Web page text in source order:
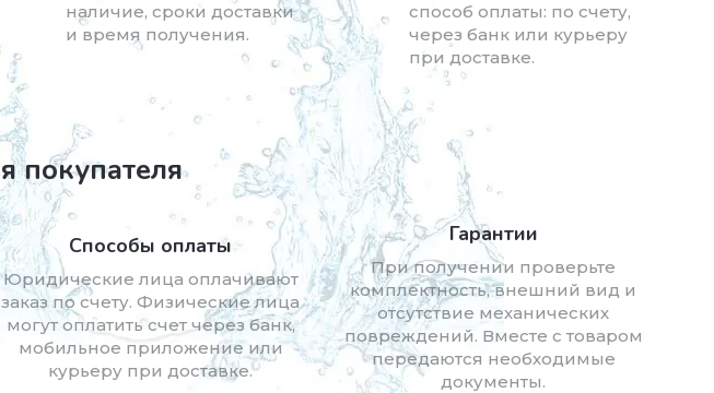
наличие, сроки доставки
и время получения.
способ оплаты: по счету,
через банк или курьеру
при доставке.
покупателя
Способы оплаты
Юридические лица оплачивают
заказ по счету. Физические лица
могут оплатить счет через банк,
мобильное приложение или
курьеру при доставке.
Гарантии
При получении проверьте
комплектность, внешний вид и
отсутствие механических
повреждений. Вместе с товаром
передаются необходимые
документы.